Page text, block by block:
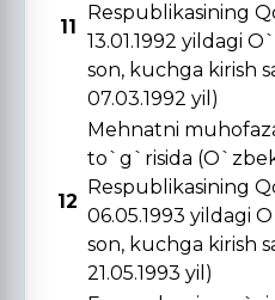
11
Respublikasining
13.01.1992 yildagi
son, kuchga kirish
07.03.1992 yil)
12
Mehnatni
to`g`risida
Respublikasining
06.05.1993 yildagi
son, kuchga kirish
21.05.1993 yil)